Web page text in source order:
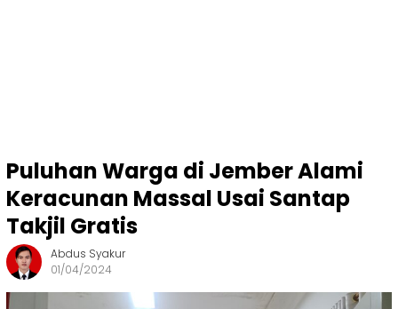
Puluhan Warga di Jember Alami
Keracunan Massal Usai Santap
Takjil Gratis
Abdus Syakur
01/04/2024